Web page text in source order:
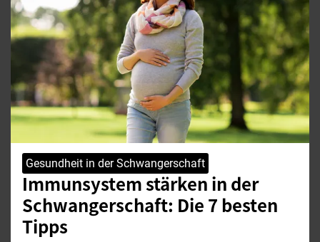
Gesundheit in der Schwangerschaft
Immunsystem stärken in der
Schwangerschaft: Die 7 besten
Tipps